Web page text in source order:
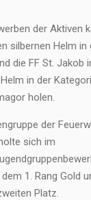
der Aktiven
silbernen Helm in
die FF St. Jakob
in der
holen.
der
sich im
1. Rang Gold
Platz.